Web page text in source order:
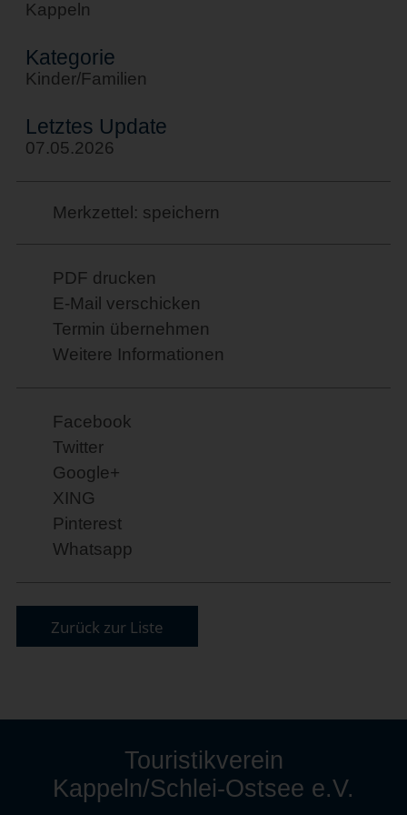
Kappeln
Kategorie
Kinder/Familien
Letztes Update
07.05.2026
Merkzettel: speichern
PDF drucken
E-Mail verschicken
Termin übernehmen
Weitere Informationen
Facebook
Twitter
Google+
XING
Pinterest
Whatsapp
Zurück zur Liste
Touristikverein
Kappeln/Schlei-Ostsee e.V.